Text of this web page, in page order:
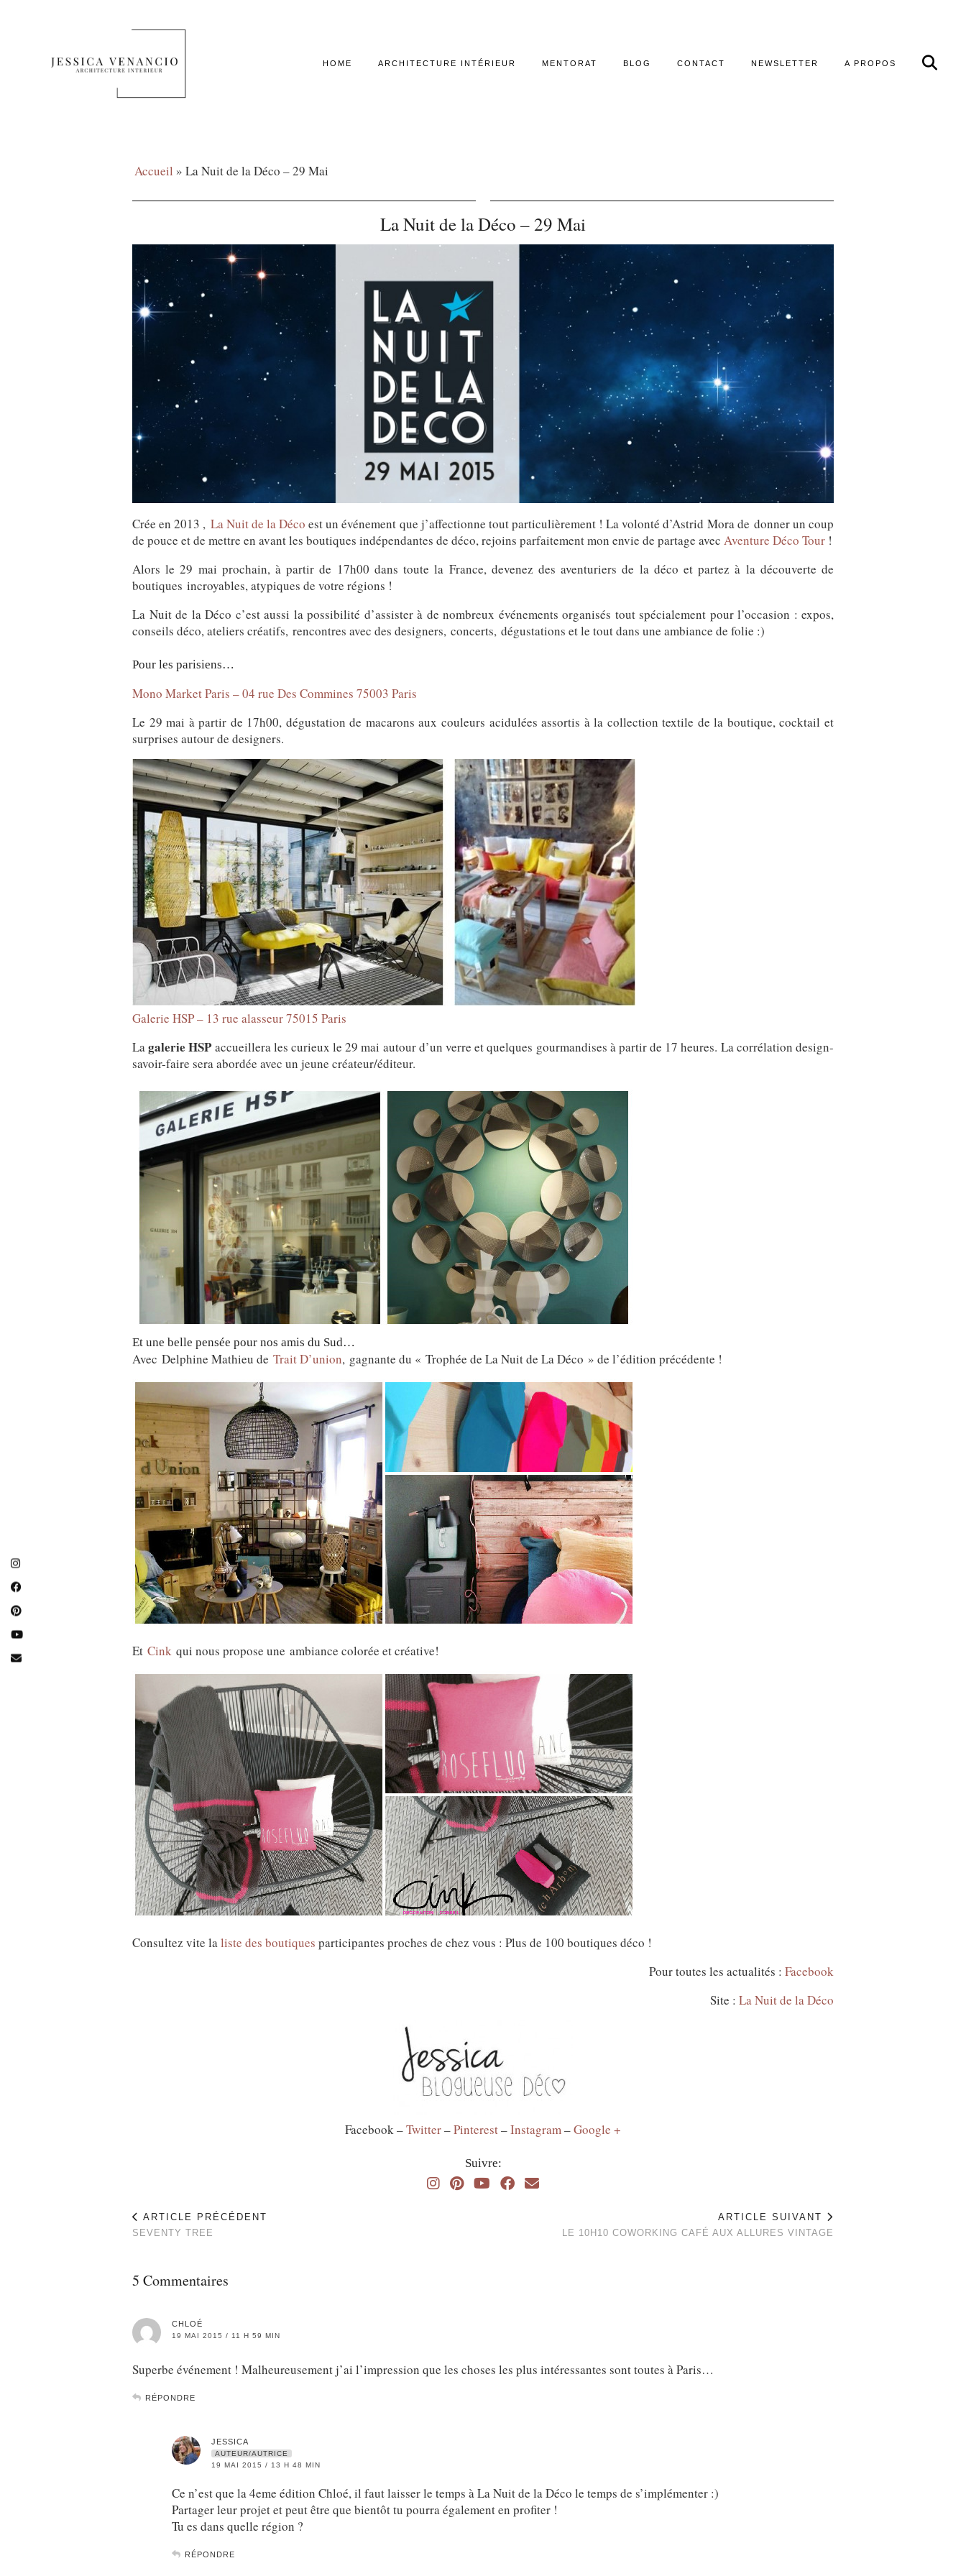
HOME ARCHITECTURE INTÉRIEUR MENTORAT BLOG CONTACT NEWSLETTER A PROPOS
Accueil » La Nuit de la Déco – 29 Mai
La Nuit de la Déco – 29 Mai
Crée en 2013 , La Nuit de la Déco est un événement que j’affectionne tout particulièrement ! La volonté d’Astrid Mora de donner un coup
de pouce et de mettre en avant les boutiques indépendantes de déco, rejoins parfaitement mon envie de partage avec Aventure Déco Tour !
Alors le 29 mai prochain, à partir de 17h00 dans toute la France, devenez des aventuriers de la déco et partez à la découverte de
boutiques incroyables, atypiques de votre régions !
La Nuit de la Déco c’est aussi la possibilité d’assister à de nombreux événements organisés tout spécialement pour l’occasion : expos,
conseils déco, ateliers créatifs, rencontres avec des designers, concerts, dégustations et le tout dans une ambiance de folie :)
Pour les parisiens…
Mono Market Paris – 04 rue Des Commines 75003 Paris
Le 29 mai à partir de 17h00, dégustation de macarons aux couleurs acidulées assortis à la collection textile de la boutique, cocktail et
surprises autour de designers.
Galerie HSP – 13 rue alasseur 75015 Paris
Lagalerie HSPaccueillera les curieux le 29 mai autour d’un verre et quelques gourmandises à partir de 17 heures. La corrélation design-
savoir-faire sera abordée avec un jeune créateur/éditeur.
Et une belle pensée pour nos amis du Sud…
Avec Delphine Mathieu de ‎ Trait D’union, gagnante du « Trophée de La Nuit de La Déco » de l’édition précédente !
Et Cink qui nous propose une ambiance colorée et créative!
Consultez vite laliste des boutiques participantes proches de chez vous : Plus de 100 boutiques déco !
Pour toutes les actualités : Facebook
Site : La Nuit de la Déco
Facebook –Twitter–Pinterest–Instagram–Google +
Suivre:
ARTICLE PRÉCÉDENT
SEVENTY TREE
ARTICLE SUIVANT
LE 10H10 COWORKING CAFÉ AUX ALLURES VINTAGE
5 Commentaires
CHLOÉ
19 MAI 2015 / 11 H 59 MIN
Superbe événement ! Malheureusement j’ai l’impression que les choses les plus intéressantes sont toutes à Paris…
RÉPONDRE
JESSICA
AUTEUR/AUTRICE
19 MAI 2015 / 13 H 48 MIN
Ce n’est que la 4eme édition Chloé, il faut laisser le temps à La Nuit de la Déco le temps de s’implémenter :)
Partager leur projet et peut être que bientôt tu pourra également en profiter !
Tu es dans quelle région ?
RÉPONDRE